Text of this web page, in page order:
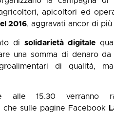
apicoltori ed
2016, aggravati ancor di
di solidarietà digitale
una somma di denaro
di qualità,
alle 15.30
che sulle pagine Facebook